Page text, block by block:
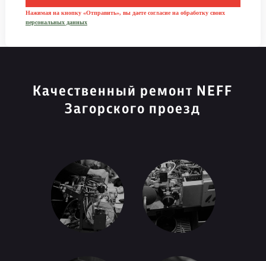
Нажимая на кнопку «Отправить», вы даете согласие на обработку своих
персональных данных
Качественный ремонт NEFF
Загорского проезд